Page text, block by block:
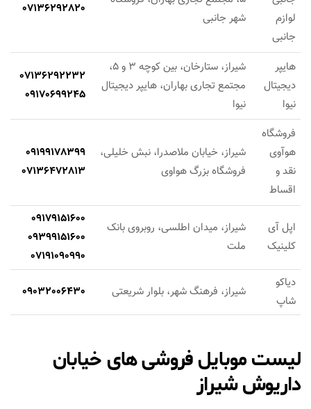
لوازم
جانبی
شهر جانبی
07136292820
هایپر
دیجیتال
نیوا
شیراز، ستارخان، بین کوچه 3 و 5،
مجتمع تجاری بهاران، هایپر دیجیتال
نیوا
07136292232
09170699245
فروشگاه
هوآوی
نقد و
اقساط
شیراز، خیابان ملاصدرا، نبش خلیلی،
فروشگاه بزرگ هواوی
09199178399
07136472813
اپل آی
کلینیک
شیراز، میدان اطلسی، روبروی بانک
ملت
09179151600
09399151600
07191090990
دیاکو
شاپ
شیراز، فرهنگ شهر، بلوار شریعتی 09032006430
لیست موبایل فروشی های خیابان
داریوش شیراز